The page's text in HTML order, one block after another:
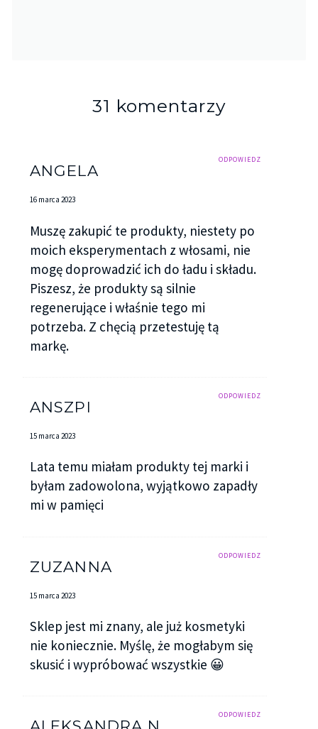
31 komentarzy
ODPOWIEDZ
ANGELA
16 marca 2023
Muszę zakupić te produkty, niestety po
moich eksperymentach z włosami, nie
mogę doprowadzić ich do ładu i składu.
Piszesz, że produkty są silnie
regenerujące i właśnie tego mi
potrzeba. Z chęcią przetestuję tą
markę.
ODPOWIEDZ
ANSZPI
15 marca 2023
Lata temu miałam produkty tej marki i
byłam zadowolona, wyjątkowo zapadły
mi w pamięci
ODPOWIEDZ
ZUZANNA
15 marca 2023
Sklep jest mi znany, ale już kosmetyki
nie koniecznie. Myślę, że mogłabym się
skusić i wypróbować wszystkie 😀
ODPOWIEDZ